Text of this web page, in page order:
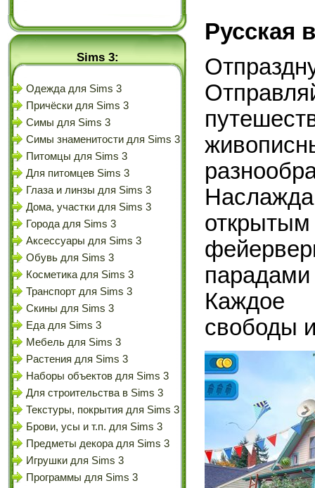
Sims 3:
Одежда для Sims 3
Причёски для Sims 3
Симы для Sims 3
Симы знаменитости для Sims 3
Питомцы для Sims 3
Для питомцев Sims 3
Глаза и линзы для Sims 3
Дома, участки для Sims 3
Города для Sims 3
Аксессуары для Sims 3
Обувь для Sims 3
Косметика для Sims 3
Транспорт для Sims 3
Скины для Sims 3
Еда для Sims 3
Мебель для Sims 3
Растения для Sims 3
Наборы объектов для Sims 3
Для строительства в Sims 3
Текстуры, покрытия для Sims 3
Брови, усы и т.п. для Sims 3
Предметы декора для Sims 3
Игрушки для Sims 3
Программы для Sims 3
Русская
Каждое
свободы